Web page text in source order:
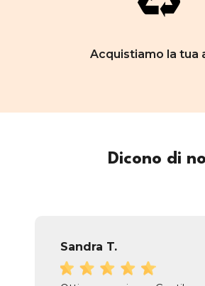
Acquistiamo la tua
Dicono di
Sandra T.